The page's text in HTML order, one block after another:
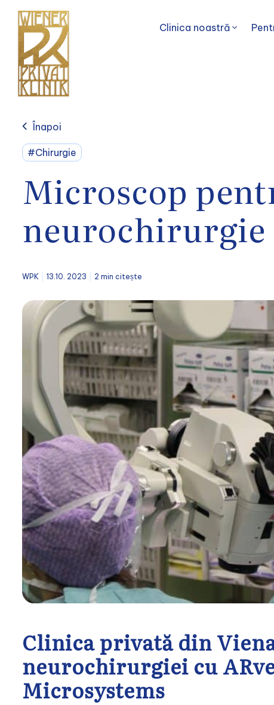
Clinica noastră
Înapoi
#Chirurgie
Microscop
neurochirurgie
WPK 13.10. 2023 2 min citește
Clinica privată din
neurochirurgiei cu
Microsystems